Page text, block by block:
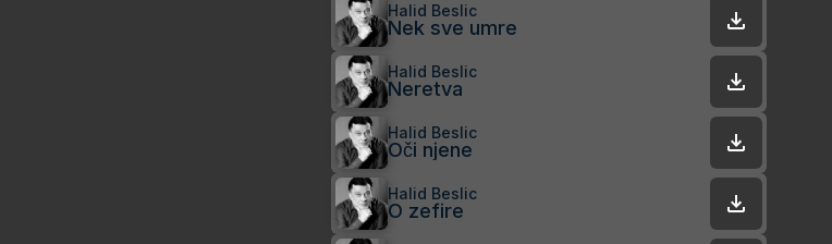
Halid Beslic
Nek sve umre
Halid Beslic
Neretva
Halid Beslic
Oči njene
Halid Beslic
O zefire